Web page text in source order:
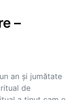
–
an şi jumătate
de